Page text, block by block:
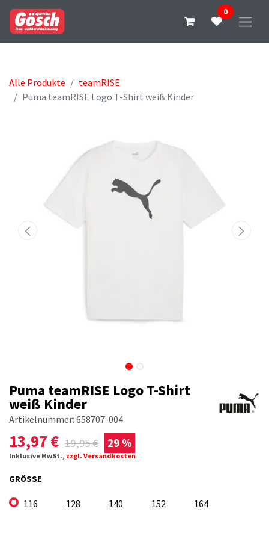
0
Alle Produkte
teamRISE
Puma teamRISE Logo T-Shirt weiß Kinder
Puma teamRISE Logo T-Shirt
weiß Kinder
Artikelnummer: 658707-004
13,97 € 19,95€ 29 %
Inklusive MwSt., zzgl. Versandkosten
GRÖSSE
116 128 140 152 164